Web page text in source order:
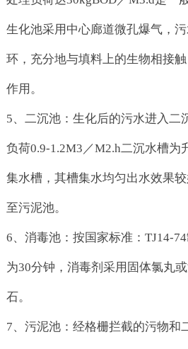
生化池采用中心廊道微孔爆气，
环，充分地与填料上的生物相接
作用。
5、二沉池：生化后的污水进入二
负荷0.9-1.2M3／M2.h二沉水槽为
集水槽，其槽集水均匀出水效果
至污泥池。
6、消毒池：按国家标准：TJ14-
为30分钟，消毒剂采用固体氯丸
石。
7、污泥池：经格栅拦截的污物和